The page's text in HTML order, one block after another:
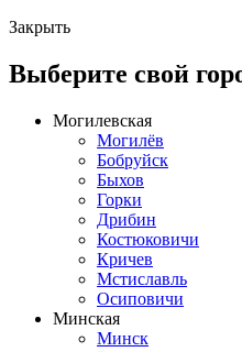
Закрыть
Выберите свой
Могилевская
Могилёв
Бобруйск
Быхов
Горки
Дрибин
Костюковичи
Кричев
Мстиславль
Осиповичи
Минская
Минск